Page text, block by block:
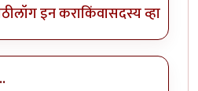
लॉग इन कराकिंवासदस्य व्हा